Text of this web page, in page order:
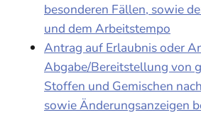
besonderen Fällen, sowie
und dem Arbeitstempo
Antrag auf Erlaubnis oder
Abgabe/Bereitstellung von
Stoffen und Gemischen
sowie Änderungsanzeigen